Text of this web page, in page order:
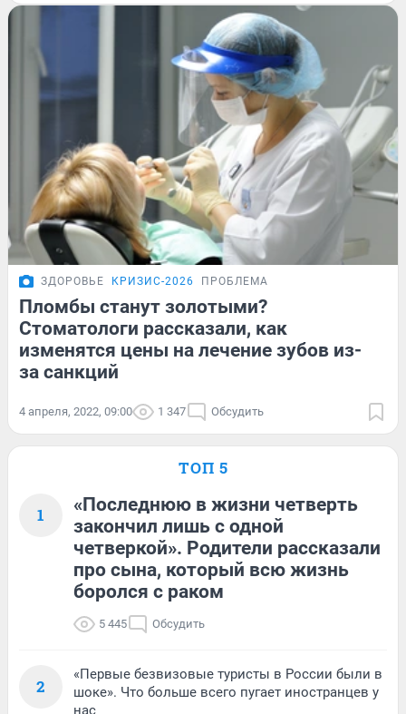
ЗДОРОВЬЕ КРИЗИС-2026 ПРОБЛЕМА
Пломбы станут золотыми?
Стоматологи рассказали, как
изменятся цены на лечение зубов из-
за санкций
4 апреля, 2022, 09:00 1 347 Обсудить
ТОП 5
1
«Последнюю в жизни четверть
закончил лишь с одной
четверкой». Родители рассказали
про сына, который всю жизнь
боролся с раком
5 445 Обсудить
2
«Первые безвизовые туристы в России были в
шоке». Что больше всего пугает иностранцев у
нас